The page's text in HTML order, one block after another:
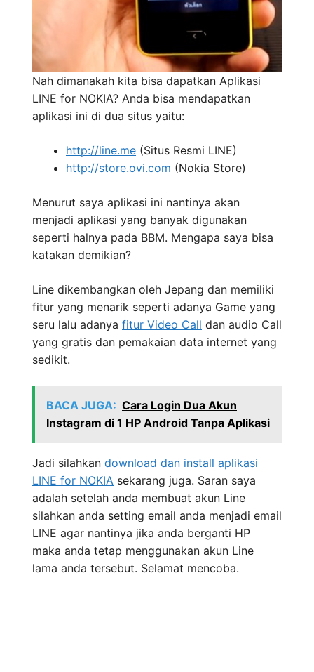
Nah dimanakah kita bisa dapatkan Aplikasi
LINE for NOKIA? Anda bisa mendapatkan
aplikasi ini di dua situs yaitu:
http://line.me (Situs Resmi LINE)
http://store.ovi.com (Nokia Store)
Menurut saya aplikasi ini nantinya akan
menjadi aplikasi yang banyak digunakan
seperti halnya pada BBM. Mengapa saya bisa
katakan demikian?
Line dikembangkan oleh Jepang dan memiliki
fitur yang menarik seperti adanya Game yang
seru lalu adanya fitur Video Call dan audio Call
yang gratis dan pemakaian data internet yang
sedikit.
BACA JUGA: Cara Login Dua Akun
Instagram di 1 HP Android Tanpa Aplikasi
Jadi silahkan download dan install aplikasi
LINE for NOKIA sekarang juga. Saran saya
adalah setelah anda membuat akun Line
silahkan anda setting email anda menjadi email
LINE agar nantinya jika anda berganti HP
maka anda tetap menggunakan akun Line
lama anda tersebut. Selamat mencoba.